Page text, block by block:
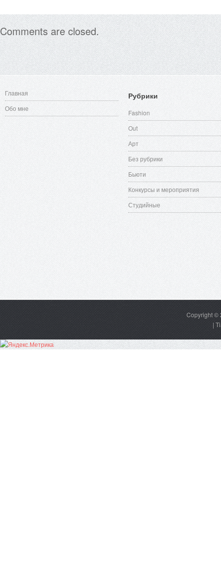
Comments are closed.
Главная
Обо мне
Рубрики
Fashion
Out
Арт
Без рубрики
Бьюти
Конкурсы и мероприятия
Студийные
Copyright
|